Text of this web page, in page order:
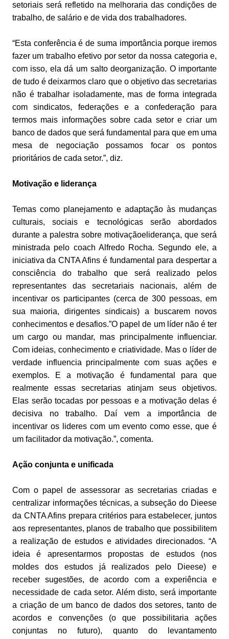
setoriais será refletido na melhoraria das condições de
trabalho, de salário e de vida dos trabalhadores.
“Esta conferência é de suma importância porque iremos
fazer um trabalho efetivo por setor da nossa categoria e,
com isso, ela dá um salto deorganização. O importante
de tudo é deixarmos claro que o objetivo das secretarias
não é trabalhar isoladamente, mas de forma integrada
com sindicatos, federações e a confederação para
termos mais informações sobre cada setor e criar um
banco de dados que será fundamental para que em uma
mesa de negociação possamos focar os pontos
prioritários de cada setor.”, diz.
Motivação e liderança
Temas como planejamento e adaptação às mudanças
culturais, sociais e tecnológicas serão abordados
durante a palestra sobre motivaçãoeliderança, que será
ministrada pelo coach Alfredo Rocha. Segundo ele, a
iniciativa da CNTA Afins é fundamental para despertar a
consciência do trabalho que será realizado pelos
representantes das secretariais nacionais, além de
incentivar os participantes (cerca de 300 pessoas, em
sua maioria, dirigentes sindicais) a buscarem novos
conhecimentos e desafios.”O papel de um líder não é ter
um cargo ou mandar, mas principalmente influenciar.
Com ideias, conhecimento e criatividade. Mas o líder de
verdade influencia principalmente com suas ações e
exemplos. E a motivação é fundamental para que
realmente essas secretarias atinjam seus objetivos.
Elas serão tocadas por pessoas e a motivação delas é
decisiva no trabalho. Daí vem a importância de
incentivar os lideres com um evento como esse, que é
um facilitador da motivação.”, comenta.
Ação conjunta e unificada
Com o papel de assessorar as secretarias criadas e
centralizar informações técnicas, a subseção do Dieese
da CNTA Afins prepara critérios para estabelecer, juntos
aos representantes, planos de trabalho que possibilitem
a realização de estudos e atividades direcionados. “A
ideia é apresentarmos propostas de estudos (nos
moldes dos estudos já realizados pelo Dieese) e
receber sugestões, de acordo com a experiência e
necessidade de cada setor. Além disto, será importante
a criação de um banco de dados dos setores, tanto de
acordos e convenções (o que possibilitaria ações
conjuntas no futuro), quanto do levantamento